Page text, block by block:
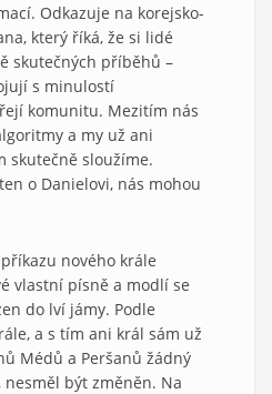
Odkazuje na korejsko-
který říká, že si lidé
skutečných příběhů –
s minulostí
komunitu. Mezitím nás
a my už ani
skutečně sloužíme.
o Danielovi, nás mohou
nového krále
vlastní písně a modlí se
do lví jámy. Podle
a s tím ani král sám už
Médů a Peršanů žádný
nesměl být změněn. Na